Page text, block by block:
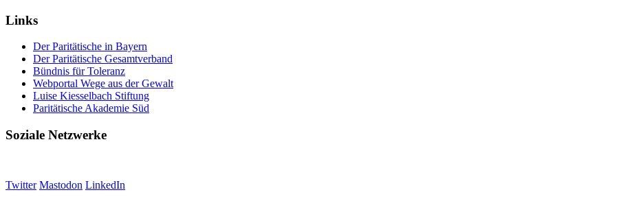
Links
Der Paritätische in Bayern
Der Paritätische Gesamtverband
Bündnis für Toleranz
Webportal Wege aus der Gewalt
Luise Kiesselbach Stiftung
Paritätische Akademie Süd
Soziale Netzwerke
Twitter Mastodon LinkedIn